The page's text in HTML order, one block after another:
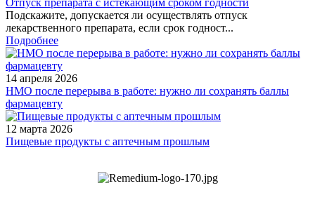
Подскажите, допускается ли осуществлять отпуск
лекарственного препарата, если срок годност...
Подробнее
14 апреля 2026
НМО после перерыва в работе: нужно ли сохранять баллы
фармацевту
12 марта 2026
Пищевые продукты с аптечным прошлым